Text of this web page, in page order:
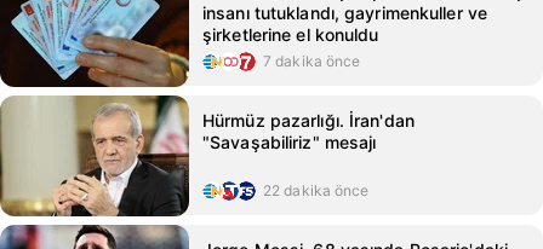
insanı tutuklandı, gayrimenkuller ve
şirketlerine el konuldu
7 dakika önce
Hürmüz pazarlığı. İran'dan
"Savaşabiliriz" mesajı
22 dakika önce